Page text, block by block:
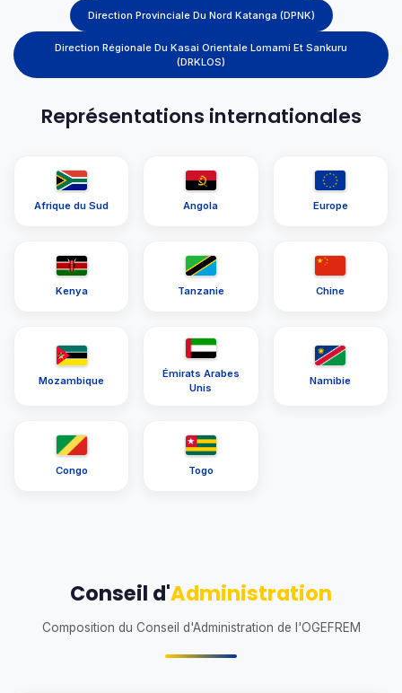
Direction Provinciale Du Nord Katanga (DPNK)
Direction Régionale Du Kasai Orientale Lomami Et Sankuru
(DRKLOS)
Représentations internationales
Afrique du Sud Angola Europe
Kenya Tanzanie Chine
Mozambique
Émirats Arabes
Unis
Namibie
Congo Togo
Conseil d'Administration
Composition du Conseil d'Administration de l'OGEFREM